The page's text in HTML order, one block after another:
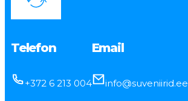
Telefon
+372 6 213 004
Email
info@suveniirid.ee